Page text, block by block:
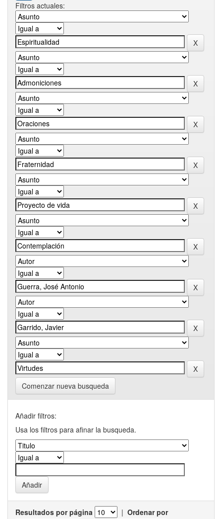
Filtros actuales:
Comenzar nueva busqueda
Añadir filtros:
Usa los filtros para afinar la busqueda.
Resultados por página | Ordenar por